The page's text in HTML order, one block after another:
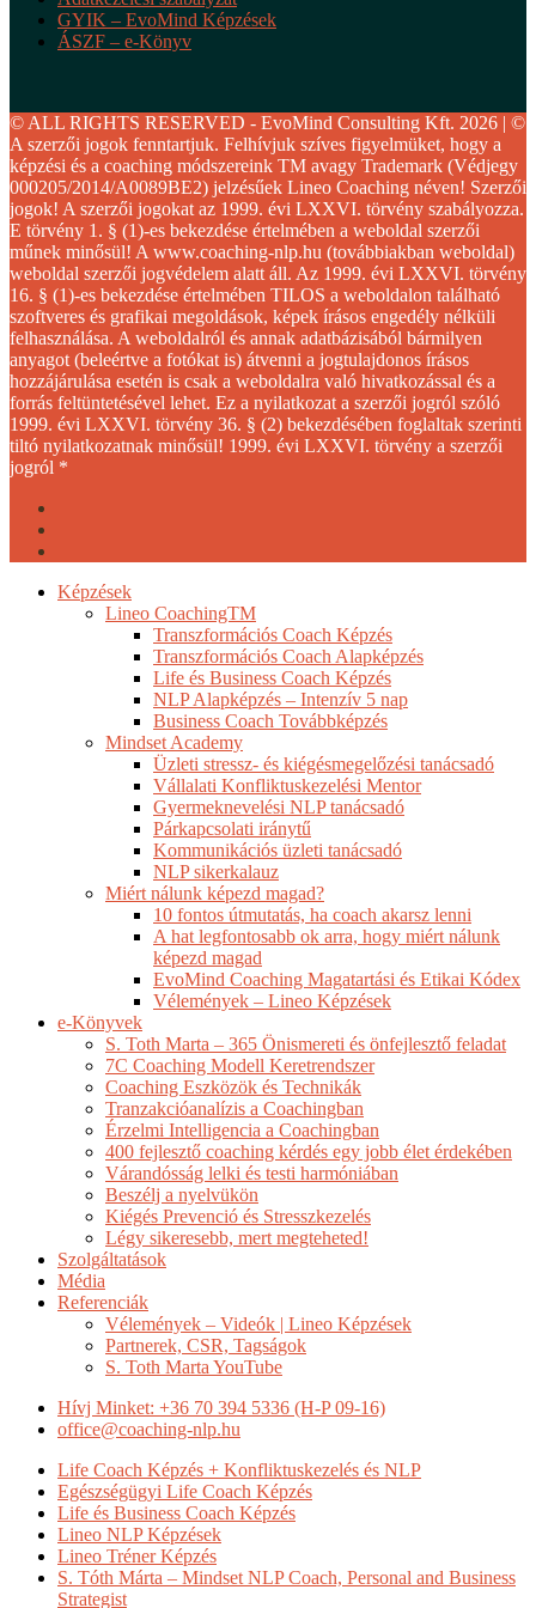
GYIK – EvoMind Képzések
ÁSZF – e-Könyv
© ALL RIGHTS RESERVED - EvoMind Consulting Kft. 2026 | ©
A szerzői jogok fenntartjuk. Felhívjuk szíves figyelmüket, hogy a
képzési és a coaching módszereink TM avagy Trademark (Védjegy
000205/2014/A0089BE2) jelzésűek Lineo Coaching néven! Szerzői
jogok! A szerzői jogokat az 1999. évi LXXVI. törvény szabályozza.
E törvény 1. § (1)-es bekezdése értelmében a weboldal szerzői
műnek minősül! A www.coaching-nlp.hu (továbbiakban weboldal)
weboldal szerzői jogvédelem alatt áll. Az 1999. évi LXXVI. törvény
16. § (1)-es bekezdése értelmében TILOS a weboldalon található
szoftveres és grafikai megoldások, képek írásos engedély nélküli
felhasználása. A weboldalról és annak adatbázisából bármilyen
anyagot (beleértve a fotókat is) átvenni a jogtulajdonos írásos
hozzájárulása esetén is csak a weboldalra való hivatkozással és a
forrás feltüntetésével lehet. Ez a nyilatkozat a szerzői jogról szóló
1999. évi LXXVI. törvény 36. § (2) bekezdésében foglaltak szerinti
tiltó nyilatkozatnak minősül! 1999. évi LXXVI. törvény a szerzői
jogról *
Close
Képzések
Lineo CoachingTM
Transzformációs Coach Képzés
Transzformációs Coach Alapképzés
Life és Business Coach Képzés
NLP Alapképzés – Intenzív 5 nap
Business Coach Továbbképzés
Mindset Academy
Üzleti stressz- és kiégésmegelőzési tanácsadó
Vállalati Konfliktuskezelési Mentor
Gyermeknevelési NLP tanácsadó
Párkapcsolati iránytű
Kommunikációs üzleti tanácsadó
NLP sikerkalauz
Miért nálunk képezd magad?
10 fontos útmutatás, ha coach akarsz lenni
A hat legfontosabb ok arra, hogy miért nálunk
képezd magad
EvoMind Coaching Magatartási és Etikai Kódex
Vélemények – Lineo Képzések
e-Könyvek
S. Toth Marta – 365 Önismereti és önfejlesztő feladat
7C Coaching Modell Keretrendszer
Coaching Eszközök és Technikák
Tranzakcióanalízis a Coachingban
Érzelmi Intelligencia a Coachingban
400 fejlesztő coaching kérdés egy jobb élet érdekében
Várandósság lelki és testi harmóniában
Beszélj a nyelvükön
Kiégés Prevenció és Stresszkezelés
Légy sikeresebb, mert megteheted!
Szolgáltatások
Média
Referenciák
Vélemények – Videók | Lineo Képzések
Partnerek, CSR, Tagságok
S. Toth Marta YouTube
Hívj Minket: +36 70 394 5336 (H-P 09-16)
office@coaching-nlp.hu
Life Coach Képzés + Konfliktuskezelés és NLP
Egészségügyi Life Coach Képzés
Life és Business Coach Képzés
Lineo NLP Képzések
Lineo Tréner Képzés
S. Tóth Márta – Mindset NLP Coach, Personal and Business
Strategist